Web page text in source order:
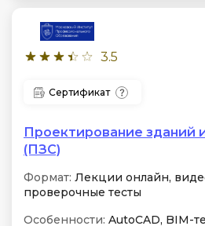
3.5
Сертификат
Проектирование зданий
(ПЗС)
Формат: Лекции онлайн,
проверочные тесты
Особенности: AutoCAD, BIM-